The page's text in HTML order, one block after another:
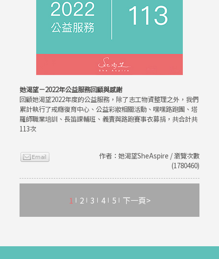
她渴望－2022年公益服務回顧與感謝
回顧她渴望2022年度的公益服務，除了志工物資整理之外，我們
累計執行了戒癮復育中心、公益彩妝相關活動、嘿嘿路跑團、塔
羅師職業培訓、長笛課輔班、義賣與路跑賽事衣募捐，共合計共
113次
作者：她渴望SheAspire / 瀏覽次數
(1780460)
1 2 3 4 5 下一頁>